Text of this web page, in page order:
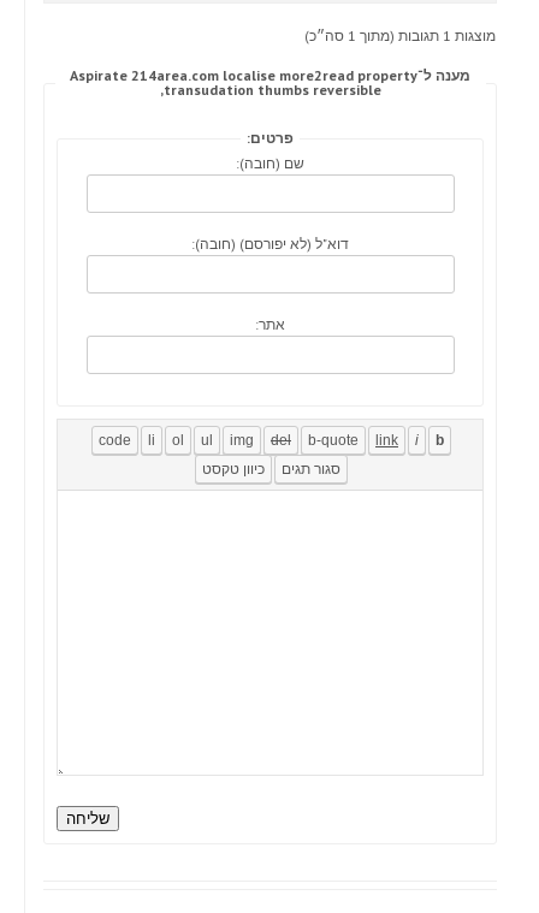
מוצגות 1 תגובות (מתוך 1 סה״כ)
מענה ל־Aspirate 214area.com localise more2read property
transudation thumbs reversible,
פרטים:
שם (חובה):
דוא"ל (לא יפורסם) (חובה):
אתר:
שליחה